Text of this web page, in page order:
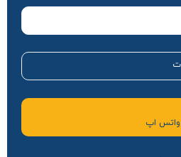
واتس اپ